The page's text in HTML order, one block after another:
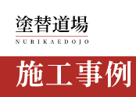
施工事例